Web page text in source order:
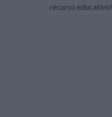
recurso educativo!